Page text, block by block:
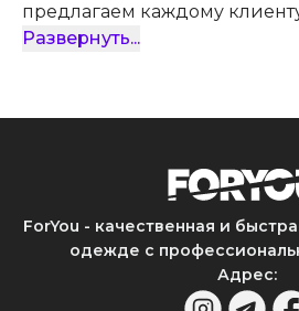
предлагаем каждому
просто одежда и аксессуары
небольшой обзор, из
в интернет-магазине ForYou
заказать нашу одежду с
Узбекистане.
Что мы
Развернуть...
ForYou - качественная и
одежде с
Адрес: